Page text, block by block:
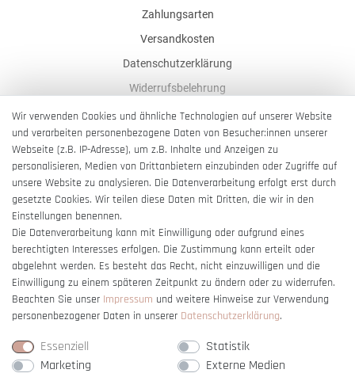
Zahlungsarten
Versandkosten
Datenschutzerklärung
Widerrufsbelehrung
AGB
Impressum
Barrierefreiheitserklärung
Vertrag widerrufen
Wir verwenden Cookies und ähnliche Technologien auf unserer Website
und verarbeiten personenbezogene Daten von Besucher:innen unserer
Webseite (z.B. IP-Adresse), um z.B. Inhalte und Anzeigen zu
personalisieren, Medien von Drittanbietern einzubinden oder Zugriffe auf
unsere Website zu analysieren. Die Datenverarbeitung erfolgt erst durch
gesetzte Cookies. Wir teilen diese Daten mit Dritten, die wir in den
Einstellungen benennen.
Die Datenverarbeitung kann mit Einwilligung oder aufgrund eines
berechtigten Interesses erfolgen. Die Zustimmung kann erteilt oder
abgelehnt werden. Es besteht das Recht, nicht einzuwilligen und die
Einwilligung zu einem späteren Zeitpunkt zu ändern oder zu widerrufen.
Beachten Sie unser Impressum und weitere Hinweise zur Verwendung
personenbezogener Daten in unserer Daten­schutz­erklärung.
Essenziell
Statistik
Marketing
Externe Medien